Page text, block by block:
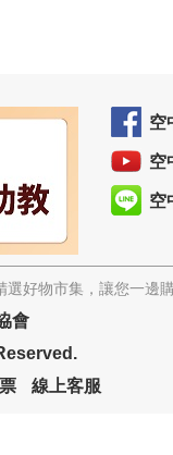
空
空
空
好物市集，讓您一邊
會
線上客服